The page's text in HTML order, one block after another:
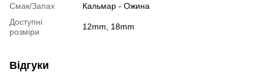
Смак/Запах
Кальмар - Ожина
Доступні
розміри
12mm, 18mm
Відгуки